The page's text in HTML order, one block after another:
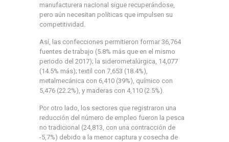
manufacturera nacional sigue recuperándose,
pero aún necesitan políticas que impulsen su
competitividad.
Así, las confecciones permitieron formar 36,764
fuentes de trabajo (5.8% más que en el mismo
periodo del 2017); la siderometalúrgica, 14,077
(14.5% más); textil con 7,653 (18.4%),
metalmecánica con 6,410 (39%), químico con
5,476 (22.2%), y maderas con 4,110 (2.5%).
Por otro lado, los sectores que registraron una
reducción del número de empleo fueron la pesca
no tradicional (24,813, con una contracción de
-5,7%) debido a la menor captura y cosecha de